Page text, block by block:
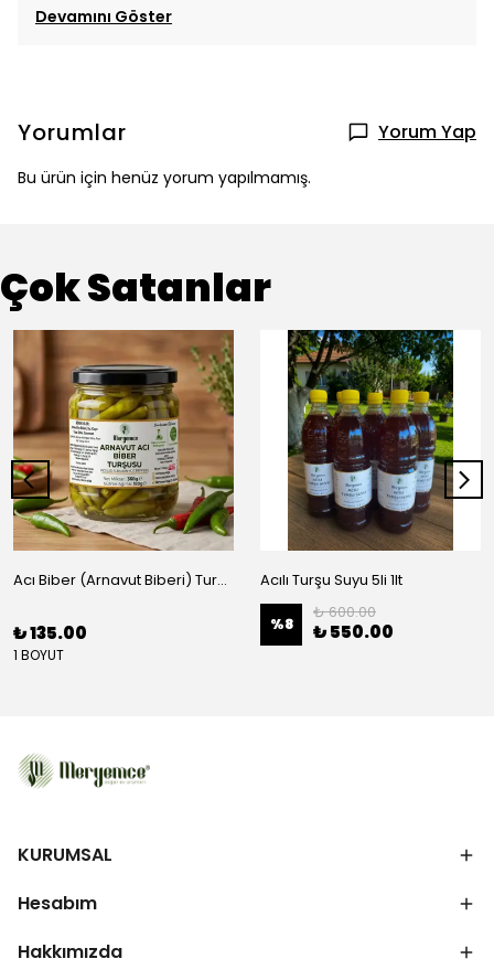
Devamını Göster
Yorumlar Yorum Yap
Bu ürün için henüz yorum yapılmamış.
Çok Satanlar
Acı Biber (Arnavut Biberi) Turşusu - BRÜT 425CC
₺ 135.00
1 BOYUT
Acılı Turşu Suyu 5li 1lt
%8
₺ 600.00
₺ 550.00
KURUMSAL
Hesabım
Hakkımızda